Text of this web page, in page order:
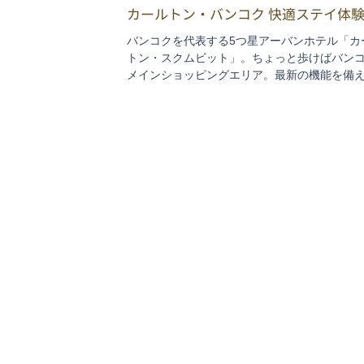
カールトン・バンコク 快適ステイ体験
バンコクを代表する5つ星アーバンホテル「カ
トン・スクムビット」。ちょっと歩けばバン
メインショッピングエリア。最新の機能を備え